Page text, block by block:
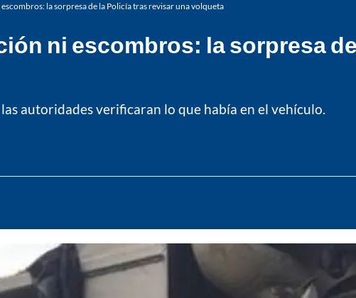
la sorpresa de la Policía tras revisar una volqueta
ni escombros: la sorpresa
autoridades verificaran lo que había en el vehículo.